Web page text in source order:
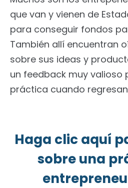
que van y vienen de
para conseguir fondos
También allí encuentran
sobre sus ideas y
un feedback muy valioso
práctica cuando
Haga clic aquí
sobre una